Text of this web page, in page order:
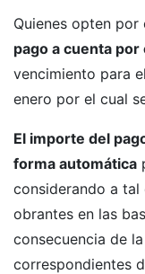
Quienes opten por
pago a cuenta por
vencimiento para
enero por el cual
El importe del
forma automática
considerando a
obrantes en las
consecuencia de
correspondientes